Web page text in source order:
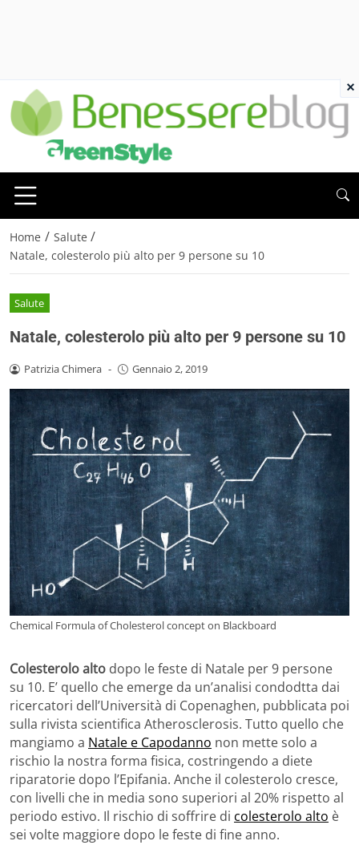
Home / Salute /
Natale, colesterolo più alto per 9 persone su 10
Salute
Natale, colesterolo più alto per 9 persone su 10
Patrizia Chimera - Gennaio 2, 2019
Chemical Formula of Cholesterol concept on Blackboard
Colesterolo alto dopo le feste di Natale per 9 persone
su 10. E’ quello che emerge da un’analisi condodtta dai
ricercatori dell’Università di Copenaghen, pubblicata poi
sulla rivista scientifica Atherosclerosis. Tutto quello che
mangiamo a Natale e Capodanno non mette solo a
rischio la nostra forma fisica, costringendo a diete
riparatorie dopo l’Epifania. Anche il colesterolo cresce,
con livelli che in media sono superiori al 20% rispetto al
periodo estivo. Il rischio di soffrire di colesterolo alto è
sei volte maggiore dopo le feste di fine anno.
×